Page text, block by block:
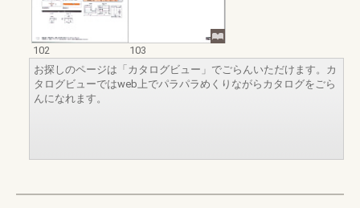
102
103
お探しのページは「カタログビュー」でごらんいただけます。カ
タログビューではweb上でパラパラめくりながらカタログをごら
んになれます。